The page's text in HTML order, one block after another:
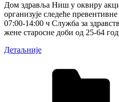
Дом здравља Ниш у оквиру
организује следеће
07:00-14:00 ч Служба за
жене старосне доби од 25-64
Детаљније